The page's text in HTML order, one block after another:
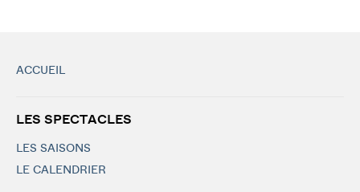
ACCUEIL
LES SPECTACLES
LES SAISONS
LE CALENDRIER